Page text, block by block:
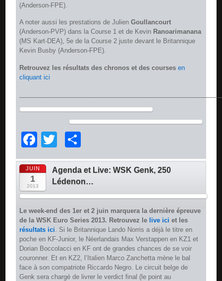
(Anderson-FPE).
A noter aussi les prestations de JulienGoullancourt
(Anderson-PVP) dans la Course 1 et de Kevin Ranoarimanana
(MS Kart-DEA), 5e de la Course 2 juste devant le Britannique
Kevin Busby (Anderson-FPE).
Retrouvez les résultats des chronos et des courses en
cliquant ici
Facebook
Twitter
JUIN
1
2013
Agenda et Live: WSK Genk, 250
Lédenon…
Le week-end des 1er et 2 juin marquera la dernière épreuve
de la WSK Euro Series 2013. Retrouvez le live ici et les
résultats ici . Si le Britannique Lando Norris a déjà le titre en
poche en KF-Junior, le Néerlandais Max Verstappen en KZ1 et
Dorian Boccolacci en KF ont de grandes chances de se voir
couronner. Et en KZ2, l’Italien Marco Zanchetta mène le bal
face à son compatriote Riccardo Negro. Le circuit belge de
Genk sera chargé de livrer le verdict final (le point au